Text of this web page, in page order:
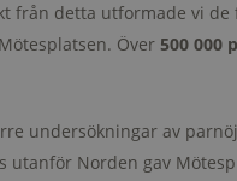
från detta utformade vi de
Över 500 000
undersökningar av
utanför Norden gav